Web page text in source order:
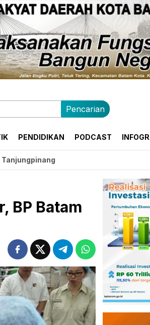
Pencarian
PENDIDIKAN PODCAST
Tanjungpinang
BP Batam